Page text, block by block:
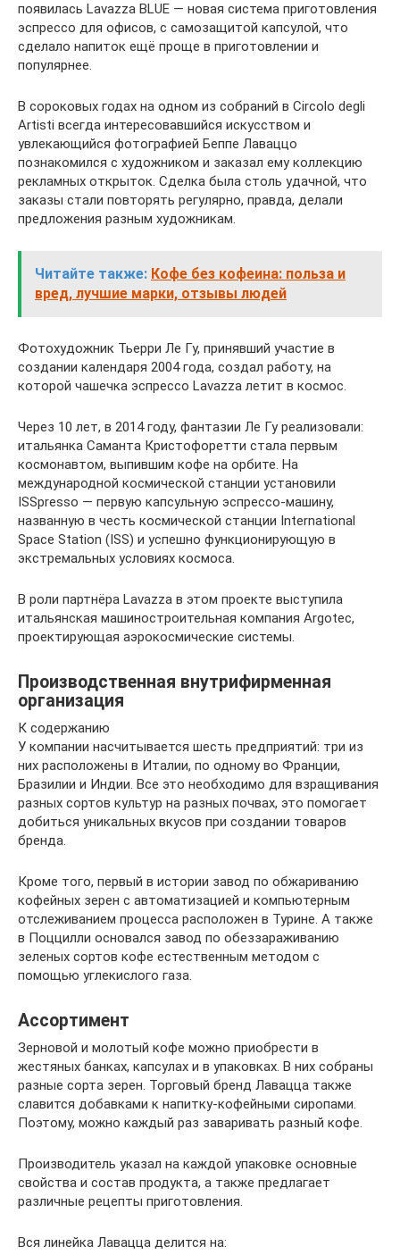
появилась Lavazza BLUE — новая система приготовления
эспрессо для офисов, с самозащитой капсулой, что
сделало напиток ещё проще в приготовлении и
популярнее.
В сороковых годах на одном из собраний в Circolo degli
Artisti всегда интересовавшийся искусством и
увлекающийся фотографией Беппе Лаваццо
познакомился с художником и заказал ему коллекцию
рекламных открыток. Сделка была столь удачной, что
заказы стали повторять регулярно, правда, делали
предложения разным художникам.
Читайте также: Кофе без кофеина: польза и
вред, лучшие марки, отзывы людей
Фотохудожник Тьерри Ле Гу, принявший участие в
создании календаря 2004 года, создал работу, на
которой чашечка эспрессо Lavazza летит в космос.
Через 10 лет, в 2014 году, фантазии Ле Гу реализовали:
итальянка Саманта Кристофоретти стала первым
космонавтом, выпившим кофе на орбите. На
международной космической станции установили
ISSpresso — первую капсульную эспрессо-машину,
названную в честь космической станции International
Space Station (ISS) и успешно функционирующую в
экстремальных условиях космоса.
В роли партнёра Lavazza в этом проекте выступила
итальянская машиностроительная компания Argotec,
проектирующая аэрокосмические системы.
Производственная внутрифирменная
организация
К содержанию
У компании насчитывается шесть предприятий: три из
них расположены в Италии, по одному во Франции,
Бразилии и Индии. Все это необходимо для взращивания
разных сортов культур на разных почвах, это помогает
добиться уникальных вкусов при создании товаров
бренда.
Кроме того, первый в истории завод по обжариванию
кофейных зерен с автоматизацией и компьютерным
отслеживанием процесса расположен в Турине. А также
в Поццилли основался завод по обеззараживанию
зеленых сортов кофе естественным методом с
помощью углекислого газа.
Ассортимент
Зерновой и молотый кофе можно приобрести в
жестяных банках, капсулах и в упаковках. В них собраны
разные сорта зерен. Торговый бренд Лавацца также
славится добавками к напитку-кофейными сиропами.
Поэтому, можно каждый раз заваривать разный кофе.
Производитель указал на каждой упаковке основные
свойства и состав продукта, а также предлагает
различные рецепты приготовления.
Вся линейка Лавацца делится на: